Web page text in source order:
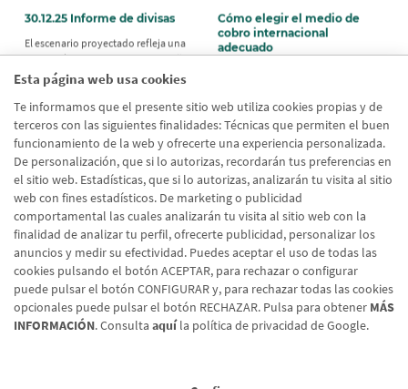
Esta página web usa cookies
Te informamos que el presente sitio web utiliza cookies propias y de
terceros con las siguientes finalidades: Técnicas que permiten el buen
funcionamiento de la web y ofrecerte una experiencia personalizada.
De personalización, que si lo autorizas, recordarán tus preferencias en
el sitio web. Estadísticas, que si lo autorizas, analizarán tu visita al sitio
web con fines estadísticos. De marketing o publicidad
comportamental las cuales analizarán tu visita al sitio web con la
finalidad de analizar tu perfil, ofrecerte publicidad, personalizar los
anuncios y medir su efectividad. Puedes aceptar el uso de todas las
cookies pulsando el botón ACEPTAR, para rechazar o configurar
puede pulsar el botón CONFIGURAR y, para rechazar todas las cookies
opcionales puede pulsar el botón RECHAZAR. Pulsa para obtener MÁS
INFORMACIÓN. Consulta aquíla política de privacidad de Google.
30.12.25 Informe de divisas
El escenario proyectado refleja una
economía que, tras un cierre de año
sólido, se dirige hacia una fase de
normalización, con una inflación en
descenso pero sujeta a riesgos
internos y externos.
Cómo elegir el medio de
cobro internacional
adecuado
destino y el riesgo
Paginación
‹Página
anterior
4 5 6 7 8 9 10 11 12 ›